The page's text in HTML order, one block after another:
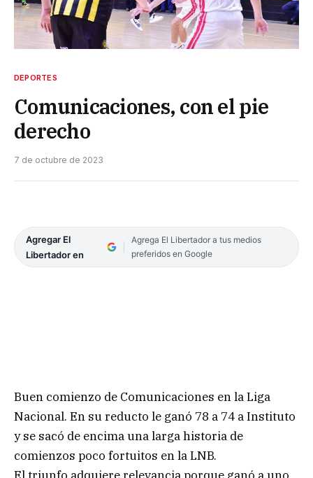
DEPORTES
Comunicaciones, con el pie
derecho
7 de octubre de 2023
Agregar El
Libertador en
Agrega El Libertador a tus medios
preferidos en Google
Buen comienzo de Comunicaciones en la Liga
Nacional. En su reducto le ganó 78 a 74 a Instituto
y se sacó de encima una larga historia de
comienzos poco fortuitos en la LNB.